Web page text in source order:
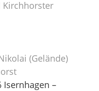
Kirchhorster
(Gelände)
Isernhagen –